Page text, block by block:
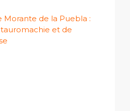
Morante de la Puebla :
et de